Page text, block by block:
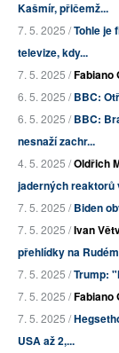
Kašmír, přičemž...
7. 5. 2025 /Tohle je
televize, kdy...
7. 5. 2025 /Fabiano
6. 5. 2025 /BBC:
6. 5. 2025 /BBC:
nesnaží zachr...
4. 5. 2025 /Oldřich
jaderných reaktorů
7. 5. 2025 /Biden
7. 5. 2025 /Ivan
přehlídky na
7. 5. 2025 /Trump:
7. 5. 2025 /Fabiano
7. 5. 2025 /
USA až 2,...